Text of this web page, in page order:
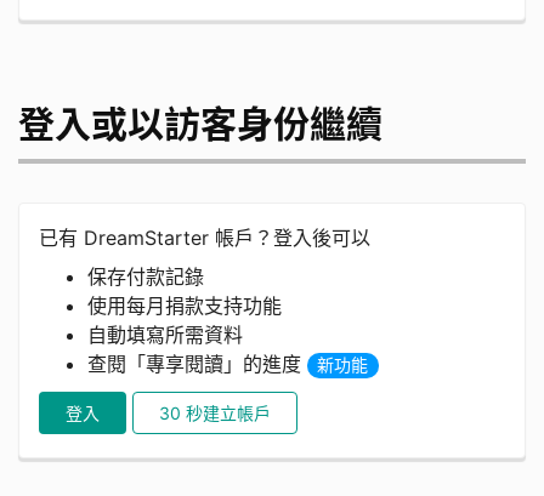
登入或以訪客身份繼續
已有 DreamStarter 帳戶？登入後可以
保存付款記錄
使用每月捐款支持功能
自動填寫所需資料
查閱「專享閱讀」的進度
新功能
登入 30 秒建立帳戶